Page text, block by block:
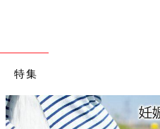
になると思います。
嘘をついたり、ごまかしたりし
んが、そのあとには必ず「この
特集